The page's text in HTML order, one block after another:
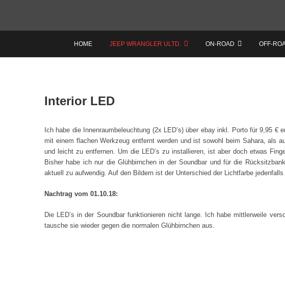
HOME JEEP WRANGLER ULTD. ON-ROAD OFF-
Interior LED
Ich habe die Innenraumbeleuchtung (2x LED’s) über ebay inkl. Porto für 9,95
mit einem flachen Werkzeug entfernt werden und ist sowohl beim Sahara, als
und leicht zu entfernen. Um die LED’s zu installieren, ist aber doch etwas
Bisher habe ich nur die Glühbirnchen in der Soundbar und für die
aktuell zu aufwendig. Auf den Bildern ist der Unterschied der Lichtfarbe
Nachtrag vom 01.10.18:
Die LED’s in der Soundbar funktionieren nicht lange. Ich habe mittlerweile
tausche sie wieder gegen die normalen Glühbirnchen aus.